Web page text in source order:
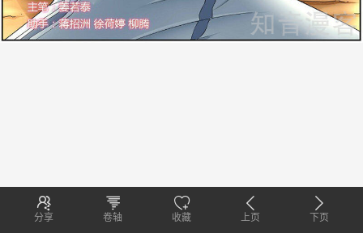
分享 卷轴 收藏 上页 下页